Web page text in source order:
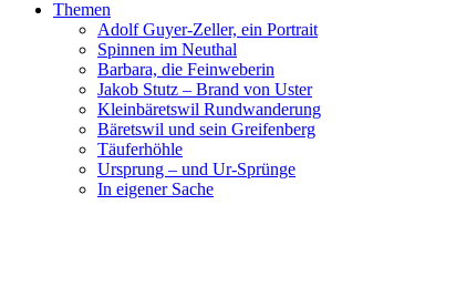
Themen
Adolf Guyer-Zeller, ein Portrait
Spinnen im Neuthal
Barbara, die Feinweberin
Jakob Stutz – Brand von Uster
Kleinbäretswil Rundwanderung
Bäretswil und sein Greifenberg
Täuferhöhle
Ursprung – und Ur-Sprünge
In eigener Sache